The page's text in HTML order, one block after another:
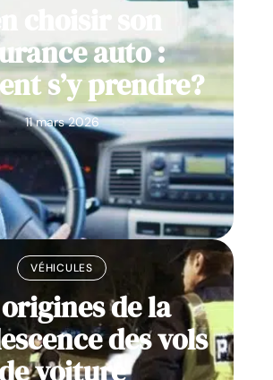
choisir son
auto :
s’y prendre?
11 mars 2026
VÉHICULES
de la
des vols